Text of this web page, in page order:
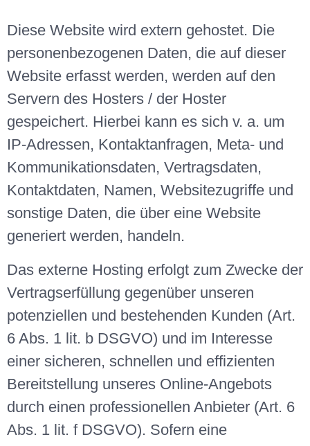
Diese Website wird extern gehostet. Die
personenbezogenen Daten, die auf dieser
Website erfasst werden, werden auf den
Servern des Hosters / der Hoster
gespeichert. Hierbei kann es sich v. a. um
IP-Adressen, Kontaktanfragen, Meta- und
Kommunikationsdaten, Vertragsdaten,
Kontaktdaten, Namen, Websitezugriffe und
sonstige Daten, die über eine Website
generiert werden, handeln.
Das externe Hosting erfolgt zum Zwecke der
Vertragserfüllung gegenüber unseren
potenziellen und bestehenden Kunden (Art.
6 Abs. 1 lit. b DSGVO) und im Interesse
einer sicheren, schnellen und effizienten
Bereitstellung unseres Online-Angebots
durch einen professionellen Anbieter (Art. 6
Abs. 1 lit. f DSGVO). Sofern eine